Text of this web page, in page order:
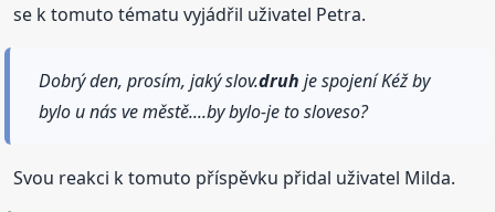
se k tomuto tématu vyjádřil uživatel Petra.
Dobrý den, prosím, jaký slov.druh je spojení Kéž by
bylo u nás ve městě....by bylo-je to sloveso?
Svou reakci k tomuto příspěvku přidal uživatel Milda.